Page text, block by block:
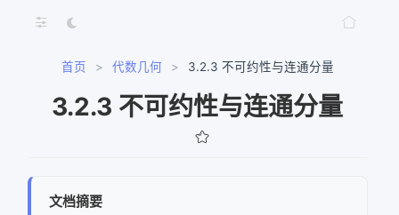
首页 > 代数几何 > 3.2.3 不可约性与连通分量
3.2.3 不可约性与连通分量
文档摘要